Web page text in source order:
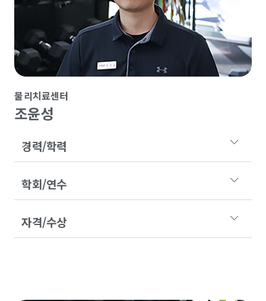
물리치료센터
조윤성
경력/학력
학회/연수
자격/수상